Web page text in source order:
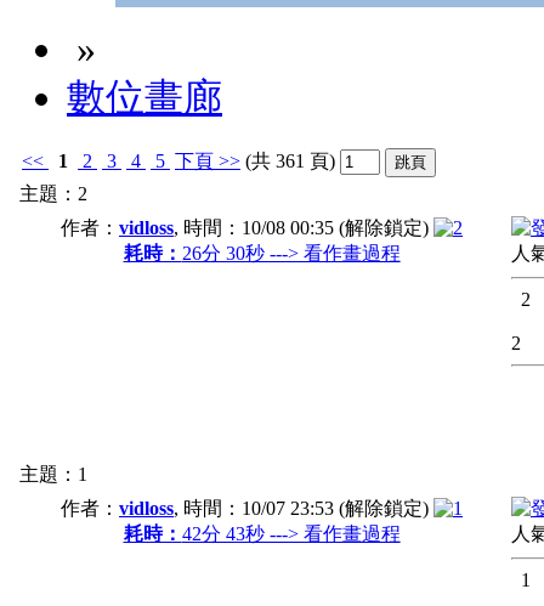
»
數位畫廊
<< 1 2 3 4 5 下頁 >> (共 361 頁)
主題：2
作者： vidloss, 時間： 10/08 00:35 (解除鎖定)
耗時： 26分 30秒 ---> 看作畫過程 人
2
2
主題：1
作者： vidloss, 時間： 10/07 23:53 (解除鎖定)
耗時： 42分 43秒 ---> 看作畫過程 人
1